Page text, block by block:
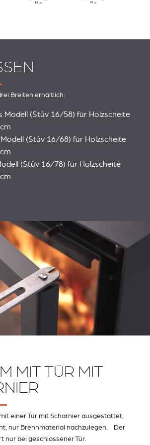
Breiten erhältlich:
Modell (Stûv 16/58) für Holzscheite
(Stûv 16/68) für Holzscheite
(Stûv 16/78) für Holzscheite
MIT TÜR MIT
einer Tür mit Scharnier ausgestattet,
nur Brennmaterial nachzulegen. Der
nur bei geschlossener Tür.